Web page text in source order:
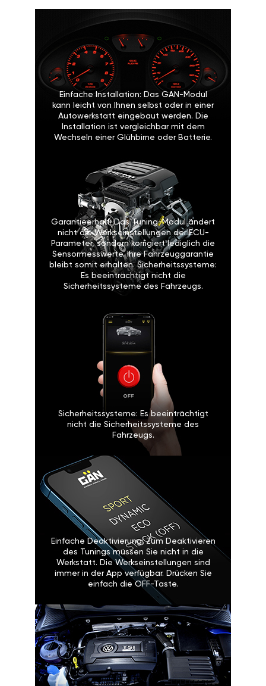
Einfache Installation: Das GAN-Modul
kann leicht von Ihnen selbst oder in einer
Autowerkstatt eingebaut werden. Die
Installation ist vergleichbar mit dem
Wechseln einer Glühbirne oder Batterie.
Garantieerhalt: Das Tuning-Modul ändert
nicht die Werkseinstellungen der ECU-
Parameter, sondern korrigiert lediglich die
Sensormesswerte. Ihre Fahrzeuggarantie
bleibt somit erhalten. Sicherheitssysteme:
Es beeinträchtigt nicht die
Sicherheitssysteme des Fahrzeugs.
Sicherheitssysteme: Es beeinträchtigt
nicht die Sicherheitssysteme des
Fahrzeugs.
Einfache Deaktivierung: Zum Deaktivieren
des Tunings müssen Sie nicht in die
Werkstatt. Die Werkseinstellungen sind
immer in der App verfügbar. Drücken Sie
einfach die OFF-Taste.